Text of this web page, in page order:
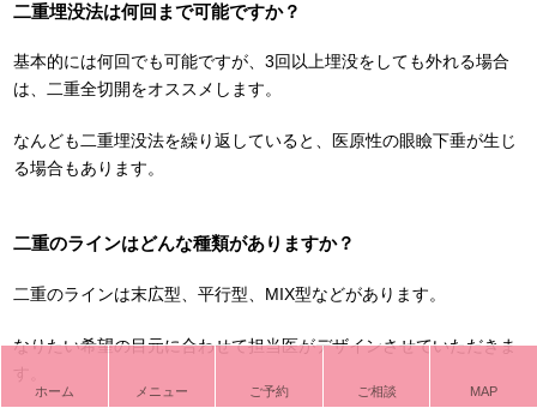
二重埋没法は何回まで可能ですか？
基本的には何回でも可能ですが、3回以上埋没をしても外れる場合
は、二重全切開をオススメします。
なんども二重埋没法を繰り返していると、医原性の眼瞼下垂が生じ
る場合もあります。
二重のラインはどんな種類がありますか？
二重のラインは末広型、平行型、MIX型などがあります。
なりたい希望の目元に合わせて担当医がデザインさせていただきま
す。
ホーム メニュー ご予約 ご相談 MAP